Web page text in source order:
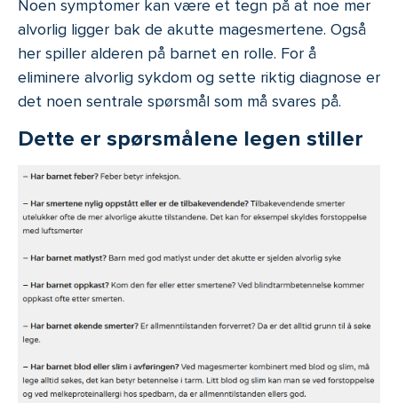
Noen symptomer kan være et tegn på at noe mer
alvorlig ligger bak de akutte magesmertene. Også
her spiller alderen på barnet en rolle. For å
eliminere alvorlig sykdom og sette riktig diagnose er
det noen sentrale spørsmål som må svares på.
Dette er spørsmålene legen stiller